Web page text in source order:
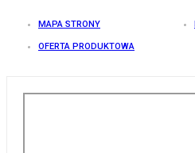
MAPA STRONY
OFERTA PRODUKTOWA